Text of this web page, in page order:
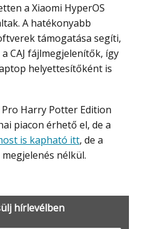
a Xiaomi HyperOS
A hatékonyabb
támogatása segíti,
CAJ fájlmegjelenítők, így
helyettesítőként is
piacon érhető el, de a
is kapható itt, de a
nélkül.
hírlevélben